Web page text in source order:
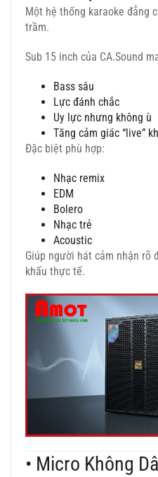
Một hệ thống karaoke đẳng
trầm.
Sub 15 inch của CA.Sound
Bass sâu
Lực đánh chắc
Uy lực nhưng không ù
Tăng cảm giác “live”
Đặc biệt phù hợp:
Nhạc remix
EDM
Bolero
Nhạc trẻ
Acoustic
Giúp người hát cảm nhận rõ
khấu thực tế.
• Micro Không